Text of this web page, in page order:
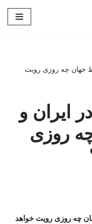
جهان چه روزی رویت
ایران و
روزی
چه روزی رویت خواهد